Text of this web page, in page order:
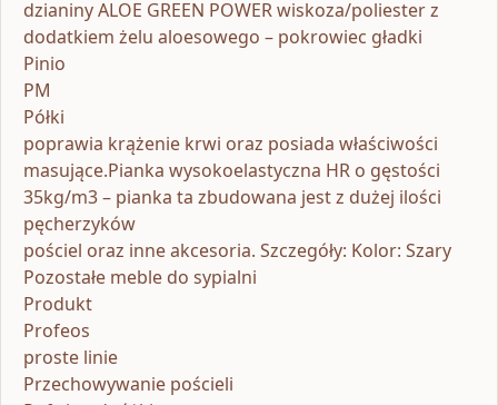
dzianiny ALOE GREEN POWER wiskoza/poliester z
dodatkiem żelu aloesowego – pokrowiec gładki
Pinio
PM
Półki
poprawia krążenie krwi oraz posiada właściwości
masujące.Pianka wysokoelastyczna HR o gęstości
35kg/m3 – pianka ta zbudowana jest z dużej ilości
pęcherzyków
pościel oraz inne akcesoria. Szczegóły: Kolor: Szary
Pozostałe meble do sypialni
Produkt
Profeos
proste linie
Przechowywanie pościeli